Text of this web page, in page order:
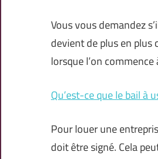
Vous vous demandez
devient de plus en plus
lorsque l’on
Qu’est-ce que le bail à
Pour louer une
doit être signé. Cela